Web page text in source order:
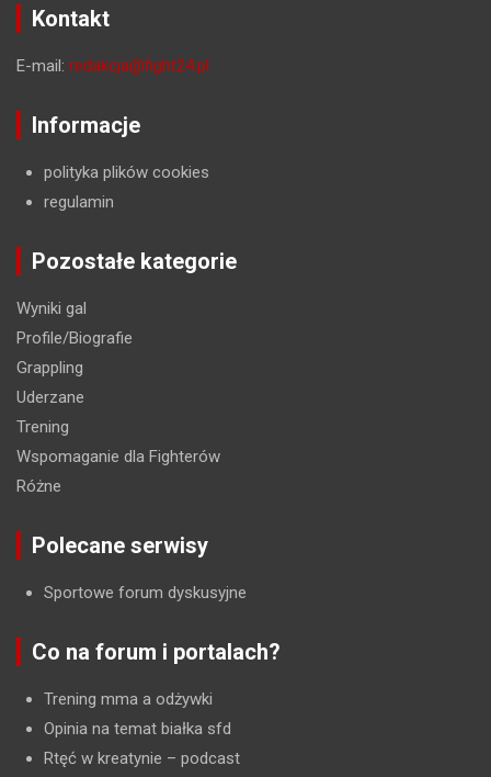
Kontakt
E-mail: redakcja@fight24.pl
Informacje
polityka plików cookies
regulamin
Pozostałe kategorie
Wyniki gal
Profile/Biografie
Grappling
Uderzane
Trening
Wspomaganie dla Fighterów
Różne
Polecane serwisy
Sportowe forum dyskusyjne
Co na forum i portalach?
Trening mma a odżywki
Opinia na temat białka sfd
Rtęć w kreatynie – podcast